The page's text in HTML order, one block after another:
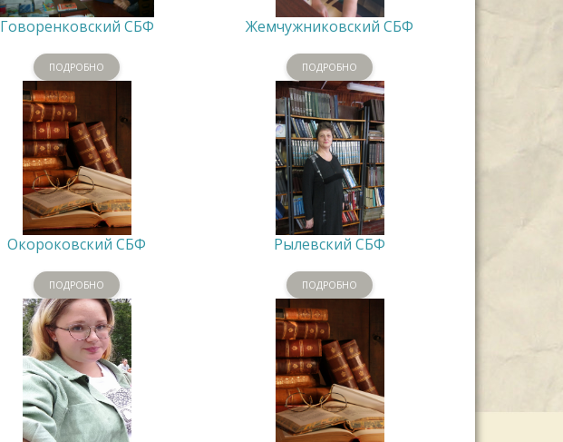
Говоренковский СБФ
ПОДРОБНО
Жемчужниковский СБФ
ПОДРОБНО
Окороковский СБФ
ПОДРОБНО
Рылевский СБФ
ПОДРОБНО